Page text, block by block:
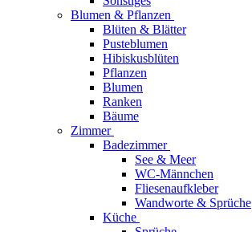
Blumen & Pflanzen
Blüten & Blätter
Pusteblumen
Hibiskusblüten
Pflanzen
Blumen
Ranken
Bäume
Zimmer
Badezimmer
See & Meer
WC-Männchen
Fliesenaufkleber
Wandworte & Sprüche
Küche